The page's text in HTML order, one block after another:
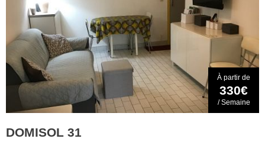
À partir de
330€
/ Semaine
DOMISOL 31